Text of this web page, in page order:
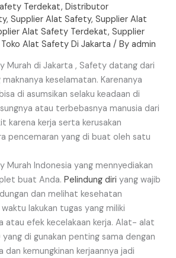
Terdekat,Distributor
,Supplier Alat Safety,Supplier Alat
Alat Safety Terdekat,Supplier
Toko Alat Safety Di Jakarta / Byadmin
Murah di Jakarta , Safety datang dari
maknanya keselamatan. Karenanya
di asumsikan selaku keadaan di
atau terbebasnya manusia dari
karena kerja serta kerusakan
pencemaran yang di buat oleh satu
Murah Indonesia yang mennyediakan
buat Anda.Pelindung diriyang wajib
dan melihat kesehatan
lakukan tugas yang miliki
atau efek kecelakaan kerja. Alat- alat
di gunakan penting sama dengan
dan kemungkinan kerjaannya jadi